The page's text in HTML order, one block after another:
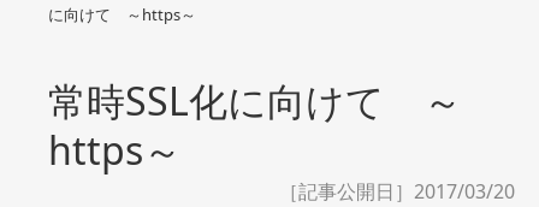
に向けて ～https～
常時SSL化に向けて ～
https～
［記事公開日］2017/03/20